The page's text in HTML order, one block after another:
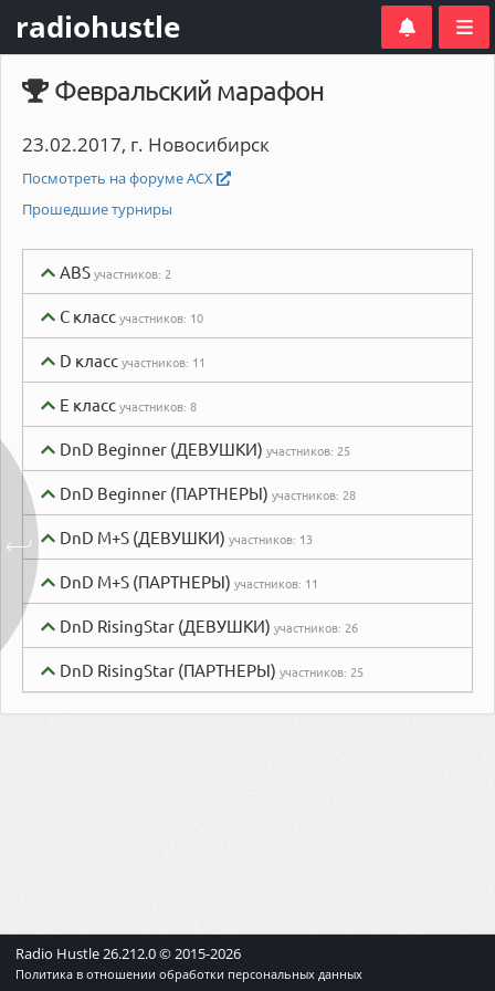
radiohustle
Февральский марафон
23.02.2017, г. Новосибирск
Посмотреть на форуме АСХ
Прошедшие турниры
ABSучастников: 2
C классучастников: 10
D классучастников: 11
E классучастников: 8
DnD Beginner (ДЕВУШКИ) участников: 25
DnD Beginner (ПАРТНЕРЫ) участников: 28
DnD M+S (ДЕВУШКИ) участников: 13
DnD M+S (ПАРТНЕРЫ) участников: 11
DnD RisingStar (ДЕВУШКИ) участников: 26
DnD RisingStar (ПАРТНЕРЫ) участников: 25
Radio Hustle26.212.0© 2015-2026
Политика в отношении обработки персональных данных